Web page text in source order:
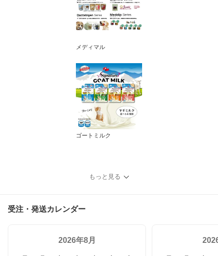
メディマル
ゴートミルク
もっと見る
受注・発送カレンダー
2026年8月